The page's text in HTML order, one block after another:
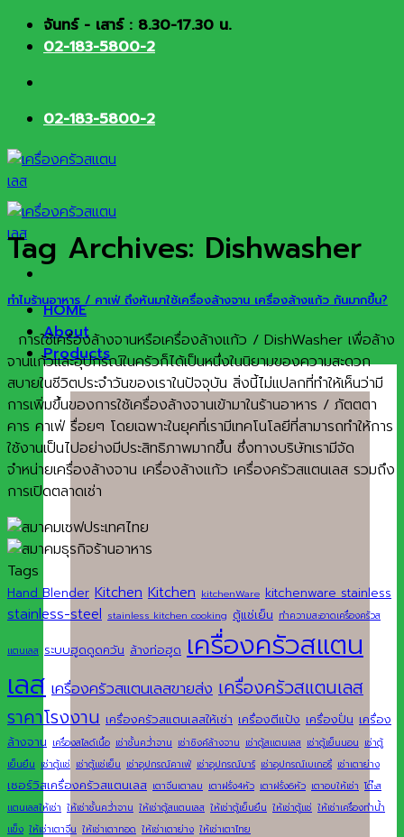
Skip จันทร์ - เสาร์ : 8.30-17.30 น.
02-183-5800-2
02-183-5800-2
HOME
About
Products
Tag Archives: Dishwasher
ทำไมร้านอาหาร / คาเฟ่ ถึงหันมาใช้เครื่องล้างจาน เครื่องล้างแก้ว กันมากขึ้น?
การใช้เครื่องล้างจานหรือเครื่องล้างแก้ว / DishWasher เพื่อล้าง
จานแก้วและอุปกรณ์ในครัวก็ได้เป็นหนึ่งในนิยามของความสะดวก
สบายในชีวิตประจำวันของเราในปัจจุบัน สิ่งนี้ไม่แปลกที่ทำให้เห็นว่ามี
การเพิ่มขึ้นของการใช้เครื่องล้างจานเข้ามาในร้านอาหาร / ภัตตตา
คาร คาเฟ่ รื่อยๆ โดยเฉพาะในยุคที่เรามีเทคโนโลยีที่สามารถทำให้การ
ใช้งานเป็นไปอย่างมีประสิทธิภาพมากขึ้น ซึ่งทางบริษัทเรามีจัด
จำหน่ายเครื่องล้างจาน เครื่องล้างแก้ว เครื่องครัวสแตนเลส รวมถึง
การเปิดตลาดเช่า
Tags
Hand Blender Kitchen Kitchen kitchenWare kitchenware stainless
stainless-steel stainless kitchen cooking ตู้แช่เย็น ทำความสะอาดเครื่องครัวส
แตนเลส ระบบฮูดดูดควัน ล้างท่อฮูด เครื่องครัวสแตน
เลส เครื่องครัวสแตนเลสขายส่ง เครื่องครัวสแตนเลส
ราคาโรงงาน เครื่องครัวสแตนเลสให้เช่า เครื่องตีแป้ง เครื่องปั่น เครื่อง
ล้างจาน เครื่องสไลด์เนื้อ เช่าชั้นคว่ำจาน เช่าซิงค์ล้างจาน เช่าตู้สแตนเลส เช่าตู้เย็นนอน เช่าตู้
เย็นยืน เช่าตู้แช่ เช่าตู้แช่เย็น เช่าอุปกรณ์คาเฟ่ เช่าอุปกรณ์บาร์ เช่าอุปกรณ์เบเกอรี่ เช่าเตาย่าง
เซอร์วิสเครื่องครัวสแตนเลส เตาจีนเตาลม เตาฝรั่ง4หัว เตาฝรั่ง6หัว เตาอบให้เช่า โต๊ะส
แตนเลสให้เช่า ให้เช่าชั้นคว่ำจาน ให้เช่าตู้สแตนเลส ให้เช่าตู้เย็นยืน ให้เช่าตู้แช่ ให้เช่าเครื่องทำน้ำ
แข็ง ให้เช่าเตาจีน ให้เช่าเตาทอด ให้เช่าเตาย่าง ให้เช่าเตาไทย